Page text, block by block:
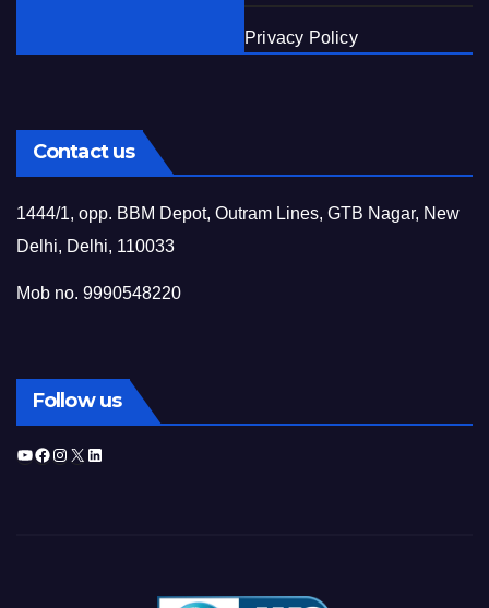
Privacy Policy
Contact us
1444/1, opp. BBM Depot, Outram Lines, GTB Nagar, New
Delhi, Delhi, 110033
Mob no. 9990548220
Follow us
YouTube
Facebook
Instagram
X LinkedIn